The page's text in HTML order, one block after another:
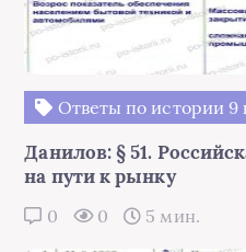
Ответы по истории 9
Данилов: § 51.
на пути к рынку
0 0 5 мин.